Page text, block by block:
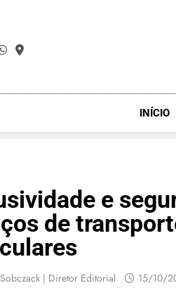
INÍCIO
e
de
Sobczack | Diretor Editorial 15/10/